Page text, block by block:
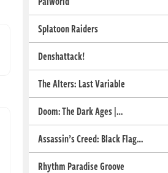
Splatoon Raiders
Denshattack!
The Alters: Last Variable
Doom: The Dark Ages |…
Assassin’s Creed: Black Flag…
Rhythm Paradise Groove